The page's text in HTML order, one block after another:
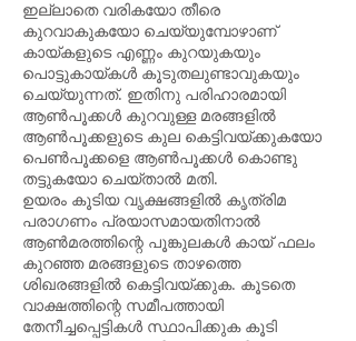
ഇല്ലാതെ വരികയോ തീരെ
കുറവാകുകയോ ചെയ്യുമ്പോഴാണ്
കായ്കളുടെ എണ്ണം കുറയുകയും
പൊട്ടുകായ്കള്‍ കൂടുതലുണ്ടാവുകയും
ചെയ്യുന്നത്. ഇതിനു പരിഹാരമായി
ആണ്‍പൂക്കള്‍ കുറവുള്ള മരങ്ങളില്‍
ആണ്‍പൂക്കളുടെ കുല കെട്ടിവയ്ക്കുകയോ
പെണ്‍പൂക്കളെ ആണ്‍പൂക്കള്‍ കൊണ്ടു
തട്ടുകയോ ചെയ്താല്‍ മതി.
ഉയരം കൂടിയ വൃക്ഷങ്ങളില്‍ കൃത്രിമ
പരാഗണം പ്രയാസമായതിനാല്‍
ആണ്‍മരത്തിന്റെ പൂങ്കുലകള്‍ കായ് ഫലം
കുറഞ്ഞ മരങ്ങളുടെ താഴത്തെ
ശിഖരങ്ങളില്‍ കെട്ടിവയ്ക്കുക. കൂടതെ
വാക്ഷത്തിന്റെ സമീപത്തായി
തേനീച്ചപ്പെട്ടികള്‍ സ്ഥാപിക്കുക കൂടി